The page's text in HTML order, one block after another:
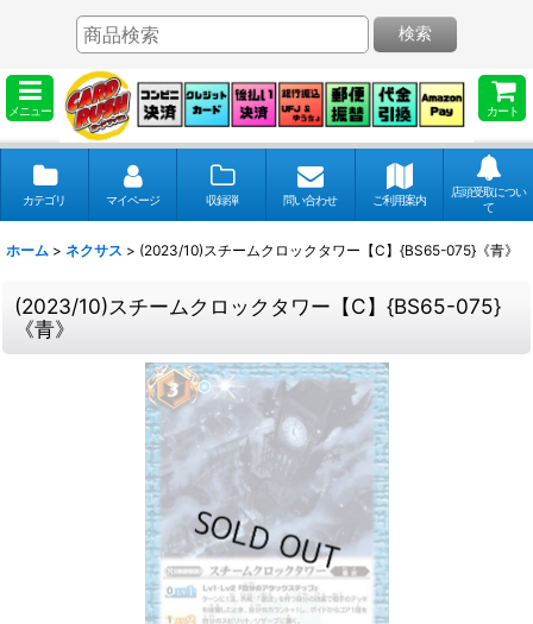
メニュー カート
検索
カテゴリ マイページ 収録弾 問い合わせ ご利用案内
店頭受取につい
て
ホーム > ネクサス > (2023/10)スチームクロックタワー【C】{BS65-075}《青》
(2023/10)スチームクロックタワー【C】{BS65-075}
《青》